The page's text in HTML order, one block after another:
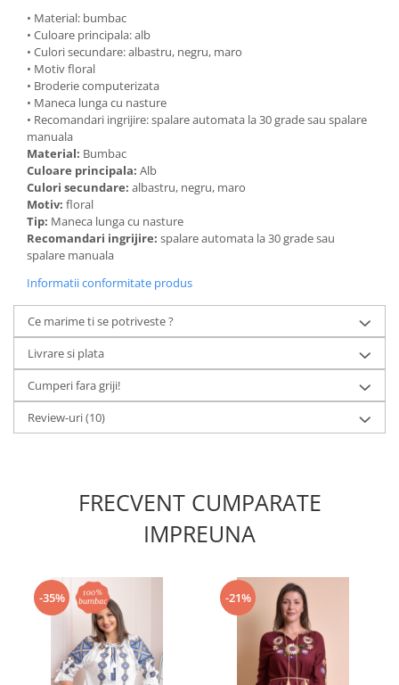
• Material: bumbac
• Culoare principala: alb
• Culori secundare: albastru, negru, maro
• Motiv floral
• Broderie computerizata
• Maneca lunga cu nasture
• Recomandari ingrijire: spalare automata la 30 grade sau spalare
manuala
Material: Bumbac
Culoare principala: Alb
Culori secundare: albastru, negru, maro
Motiv: floral
Tip: Maneca lunga cu nasture
Recomandari ingrijire: spalare automata la 30 grade sau
spalare manuala
Informatii conformitate produs
Ce marime ti se potriveste ?
Livrare si plata
Cumperi fara griji!
Review-uri(10)
FRECVENT CUMPARATE
IMPREUNA
-35% -21%